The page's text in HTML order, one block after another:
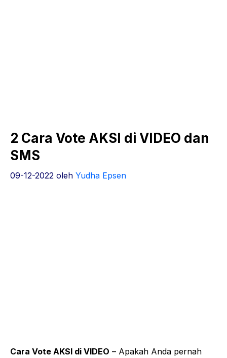
2 Cara Vote AKSI di VIDEO dan
SMS
09-12-2022 oleh Yudha Epsen
Cara Vote AKSI di VIDEO – Apakah Anda pernah